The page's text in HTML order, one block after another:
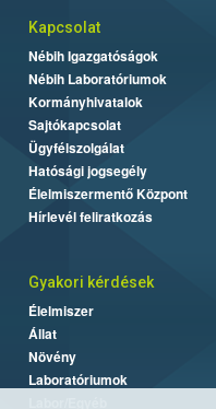
Kapcsolat
Nébih Igazgatóságok
Nébih Laboratóriumok
Kormányhivatalok
Sajtókapcsolat
Ügyfélszolgálat
Hatósági jogsegély
Élelmiszermentő Központ
Hírlevél feliratkozás
Gyakori kérdések
Élelmiszer
Állat
Növény
Laboratóriumok